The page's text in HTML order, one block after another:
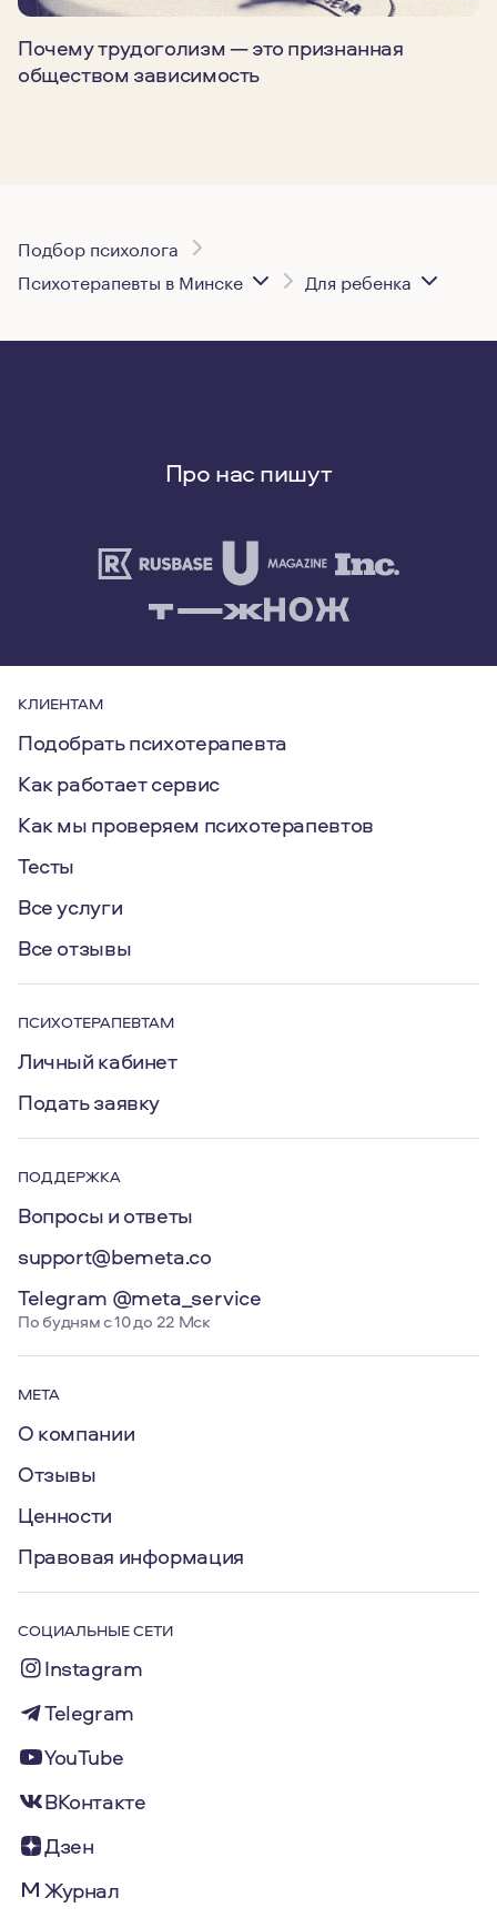
Почему трудоголизм — это признанная
обществом зависимость
Подбор психолога
Психотерапевты в Минске
Для ребенка
Про нас пишут
КЛИЕНТАМ
Подобрать психотерапевта
Как работает сервис
Как мы проверяем психотерапевтов
Тесты
Все услуги
Все отзывы
ПСИХОТЕРАПЕВТАМ
Личный кабинет
Подать заявку
ПОДДЕРЖКА
Вопросы и ответы
support@bemeta.co
Telegram @meta_service
По будням с 10 до 22 Мск
МЕТА
О компании
Отзывы
Ценности
Правовая информация
СОЦИАЛЬНЫЕ СЕТИ
Instagram
Telegram
YouTube
ВКонтакте
Дзен
Журнал